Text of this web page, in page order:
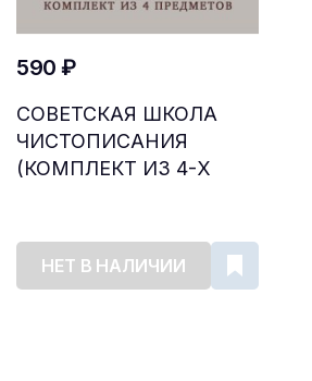
590 ₽
СОВЕТСКАЯ ШКОЛА
ЧИСТОПИСАНИЯ
(КОМПЛЕКТ ИЗ 4-Х
НЕТ В НАЛИЧИИ